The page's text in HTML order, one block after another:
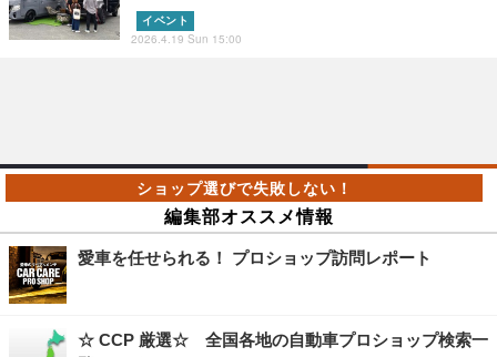
イベント
2026.4.19 Sun 15:00
編集部オススメ情報
愛車を任せられる！ プロショップ訪問レポート
☆ CCP 厳選☆ 全国各地の自動車プロショップ検索一